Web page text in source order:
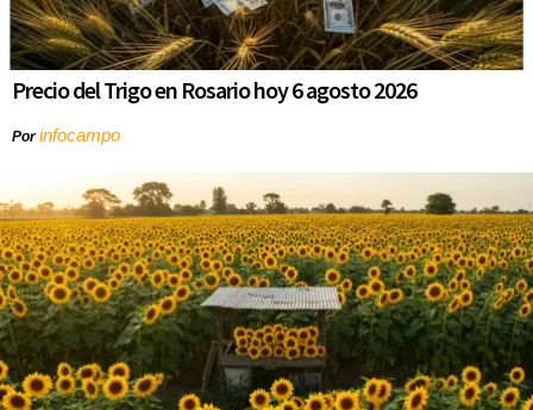
Precio del Trigo en Rosario hoy 6 agosto 2026
Porinfocampo